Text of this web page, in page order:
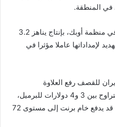
في المنطقة.
وتعد إيران رابع أكبر منتج للنفط في منظمة أوبك، بإنتاج يناهز 3.2
لإمداداتها عاملا مؤثرا في
للقصف رفع العلاوة
الجيوسياسية لأسعار النفط بما يتراوح بين 3 و4 دولارات للبرميل،
محذرين من أن أي تصعيد إضافي قد يدفع خام برنت إلى مستوى 72